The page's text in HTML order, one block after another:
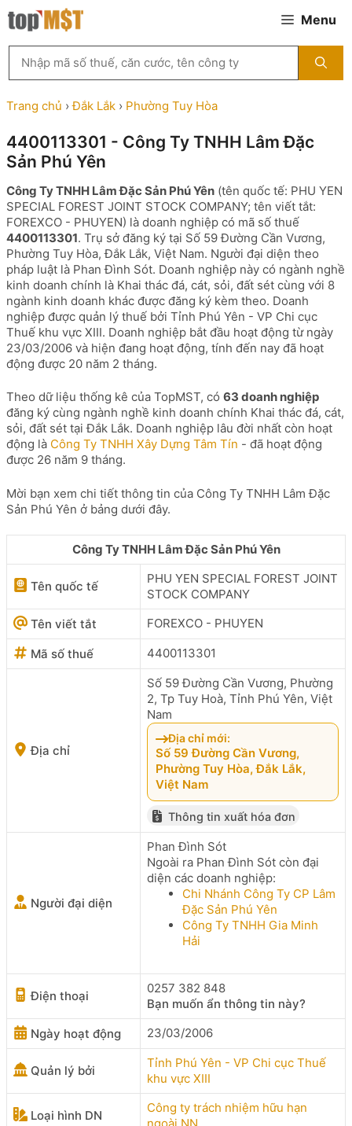
Chuyển
đến
Menu
kiếm
MST
theo
tên
ty,
người
diện
hoặc
mã
số
thuế
...
Trang chủ ›Đắk Lắk › Phường Tuy Hòa
4400113301 - Công Ty TNHH Lâm Đặc
Sản Phú Yên
Công Ty TNHH Lâm Đặc Sản Phú Yên (tên quốc tế: PHU YEN
SPECIAL FOREST JOINT STOCK COMPANY; tên viết tắt:
FOREXCO - PHUYEN) là doanh nghiệp có mã số thuế
4400113301. Trụ sở đăng ký tại Số 59 Đường Cần Vương,
Phường Tuy Hòa, Đắk Lắk, Việt Nam. Người đại diện theo
pháp luật là Phan Đình Sót. Doanh nghiệp này có ngành nghề
kinh doanh chính là Khai thác đá, cát, sỏi, đất sét cùng với 8
ngành kinh doanh khác được đăng ký kèm theo. Doanh
nghiệp được quản lý thuế bởi Tỉnh Phú Yên - VP Chi cục
Thuế khu vực XIII. Doanh nghiệp bắt đầu hoạt động từ ngày
23/03/2006 và hiện đang hoạt động, tính đến nay đã hoạt
động được 20 năm 2 tháng.
Theo dữ liệu thống kê của TopMST, có 63 doanh nghiệp
đăng ký cùng ngành nghề kinh doanh chính Khai thác đá, cát,
sỏi, đất sét tại Đắk Lắk. Doanh nghiệp lâu đời nhất còn hoạt
động là Công Ty TNHH Xây Dựng Tâm Tín - đã hoạt động
được 26 năm 9 tháng.
Mời bạn xem chi tiết thông tin của Công Ty TNHH Lâm Đặc
Sản Phú Yên ở bảng dưới đây.
Công Ty TNHH Lâm Đặc Sản Phú Yên
Tên quốc tế
PHU YEN SPECIAL FOREST JOINT
STOCK COMPANY
Tên viết tắt
FOREXCO - PHUYEN
Mã số thuế 4400113301
Địa chỉ
Số 59 Đường Cần Vương, Phường
2, Tp Tuy Hoà, Tỉnh Phú Yên, Việt
Nam
Địa chỉ mới:
Số 59 Đường Cần Vương,
Phường Tuy Hòa, Đắk Lắk,
Việt Nam
Thông tin xuất hóa đơn
Người đại diện
Phan Đình Sót
Ngoài ra Phan Đình Sót còn đại
diện các doanh nghiệp:
Chi Nhánh Công Ty CP Lâm
Đặc Sản Phú Yên
Công Ty TNHH Gia Minh
Hải
Điện thoại
0257 382 848
Bạn muốn ẩn thông tin này?
Ngày hoạt động
23/03/2006
Quản lý bởi
Tỉnh Phú Yên - VP Chi cục Thuế
khu vực XIII
Loại hình DN
Công ty trách nhiệm hữu hạn